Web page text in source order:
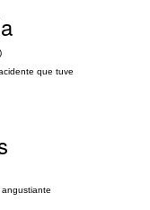
que tuve